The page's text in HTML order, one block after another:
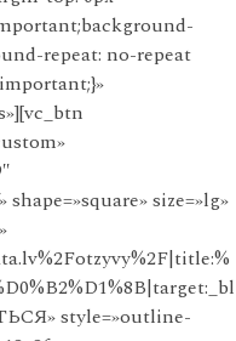
repeat: no-repeat
size=»lg»
style=»outline-